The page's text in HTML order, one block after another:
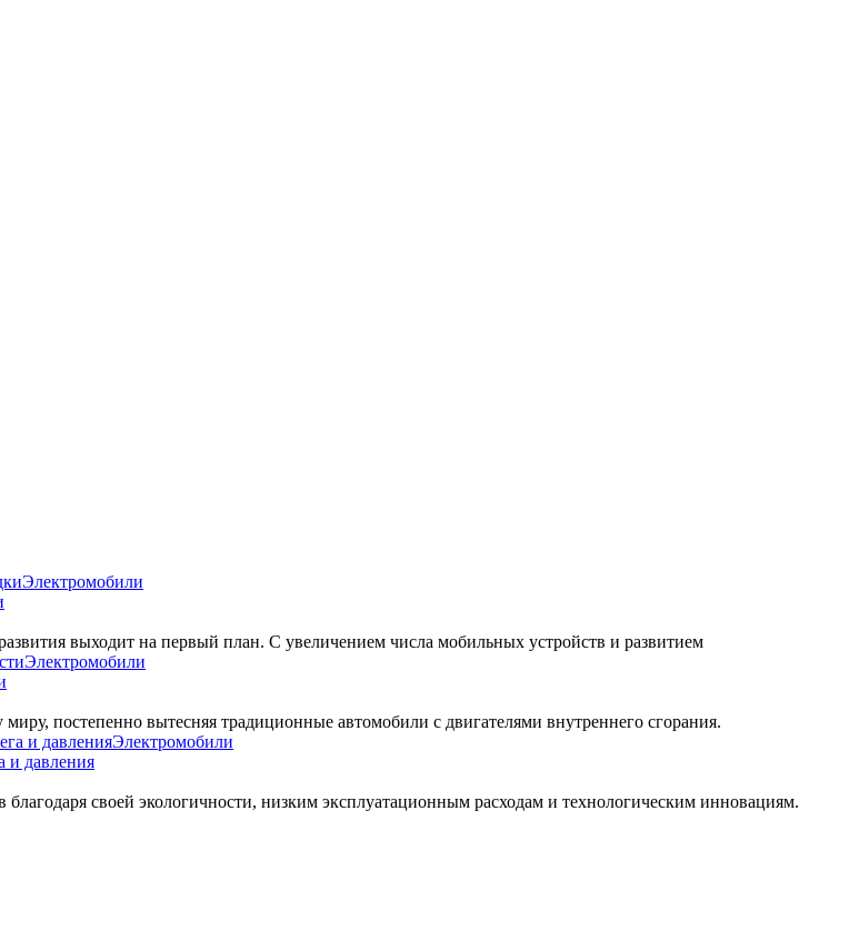
Электромобили
выходит на первый план. С увеличением числа мобильных устройств и развитием
Электромобили
постепенно вытесняя традиционные автомобили с двигателями внутреннего сгорания.
Электромобили
и давления
своей экологичности, низким эксплуатационным расходам и технологическим инновациям.